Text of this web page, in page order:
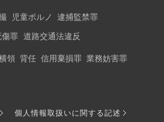
児童ポルノ 逮捕監禁罪
傷罪 道路交通法違反
領 背任 信用棄損罪 業務妨害罪
個人情報取扱いに関する記述